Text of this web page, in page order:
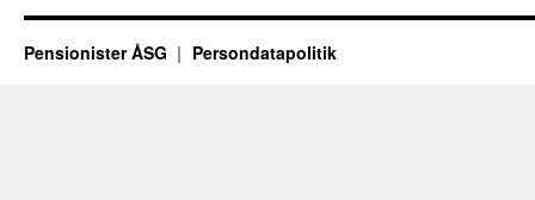
Pensionister ÅSG Persondatapolitik